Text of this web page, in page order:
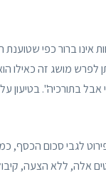
אינו ברור כפי
לפרש מושג זה
אבל בתורכיה".
פירוט לגבי סכום
אלה, ללא הצעה,